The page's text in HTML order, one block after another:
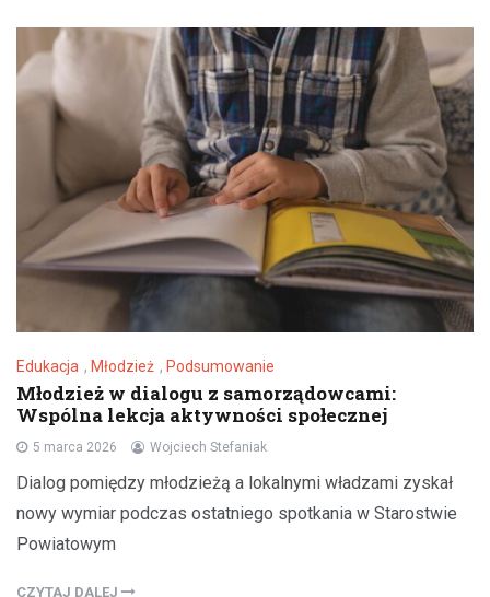
Edukacja , Młodzież , Podsumowanie
Młodzież w dialogu z samorządowcami:
Wspólna lekcja aktywności społecznej
5 marca 2026 Wojciech Stefaniak
Dialog pomiędzy młodzieżą a lokalnymi władzami zyskał
nowy wymiar podczas ostatniego spotkania w Starostwie
Powiatowym
CZYTAJ DALEJ